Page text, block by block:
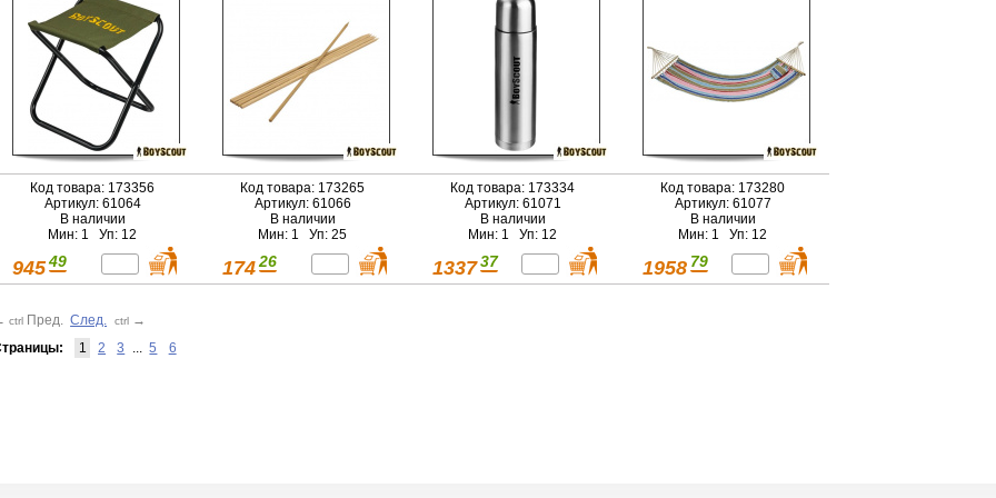
Код товара: 173356
Артикул: 61064
В наличии
Мин: 1 Уп: 12
945 49
Код товара: 173265
Артикул: 61066
В наличии
Мин: 1 Уп: 25
174 26
Код товара: 173334
Артикул: 61071
В наличии
Мин: 1 Уп: 12
1337 37
Код товара: 173280
Артикул: 61077
В наличии
Мин: 1 Уп: 12
1958 79
ctrl Пред. След. ctrl →
1 2 3 ... 5 6